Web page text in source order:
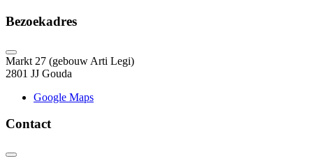
Bezoekadres
Markt 27 (gebouw Arti Legi)
2801 JJ Gouda
Google Maps
Contact